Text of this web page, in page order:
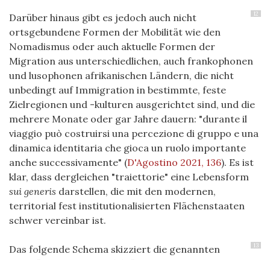
12
Darüber hinaus gibt es jedoch auch nicht
ortsgebundene Formen der Mobilität wie den
Nomadismus oder auch aktuelle Formen der
Migration aus unterschiedlichen, auch frankophonen
und lusophonen afrikanischen Ländern, die nicht
unbedingt auf Immigration in bestimmte, feste
Zielregionen und -kulturen ausgerichtet sind, und die
mehrere Monate oder gar Jahre dauern: "durante il
viaggio può costruirsi una percezione di gruppo e una
dinamica identitaria che gioca un ruolo importante
anche successivamente" (D'Agostino 2021, 136). Es ist
klar, dass dergleichen "traiettorie" eine Lebensform
sui generis darstellen, die mit den modernen,
territorial fest institutionalisierten Flächenstaaten
schwer vereinbar ist.
13
Das folgende Schema skizziert die genannten